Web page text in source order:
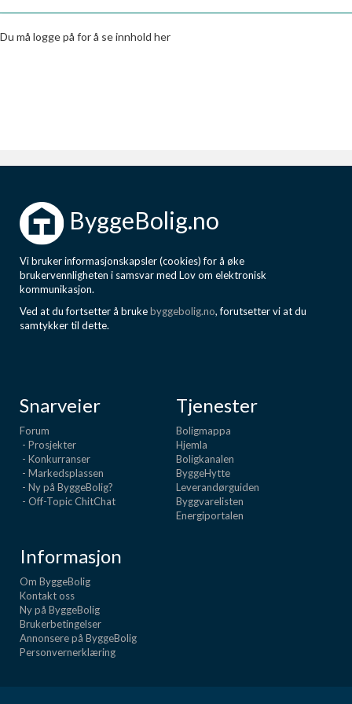
Boligmappa+
Få mer ut av Boligmappa
Du må logge på for å se innhold her
ByggeBolig.no
Vi bruker informasjonskapsler (cookies) for å øke
brukervennligheten i samsvar med Lov om elektronisk
kommunikasjon.
Ved at du fortsetter å brukebyggebolig.no, forutsetter vi at du
samtykker til dette.
Snarveier
Forum
- Prosjekter
- Konkurranser
- Markedsplassen
- Ny på ByggeBolig?
- Off-Topic ChitChat
Tjenester
Boligmappa
Hjemla
Boligkanalen
ByggeHytte
Leverandørguiden
Byggvarelisten
Energiportalen
Informasjon
Om ByggeBolig
Kontakt oss
Ny på ByggeBolig
Brukerbetingelser
Annonsere på ByggeBolig
Personvernerklæring